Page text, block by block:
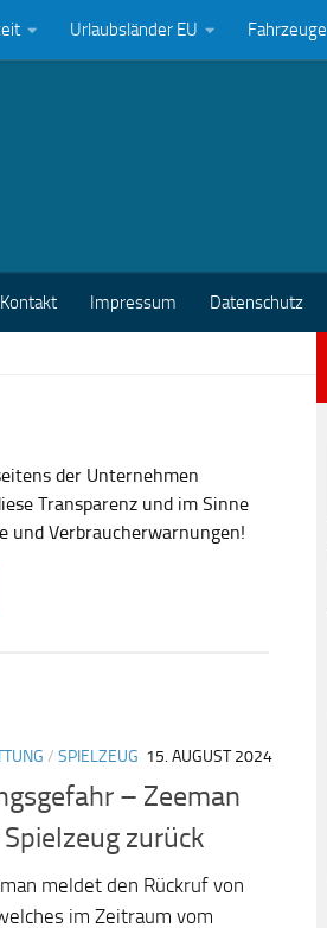
Urlaubsländer EU Fahrzeuge
Kontakt Impressum Datenschutz
der Unternehmen
Transparenz und im Sinne
und Verbraucherwarnungen!
/ SPIELZEUG 15. AUGUST 2024
– Zeeman
zurück
meldet den Rückruf von
im Zeitraum vom